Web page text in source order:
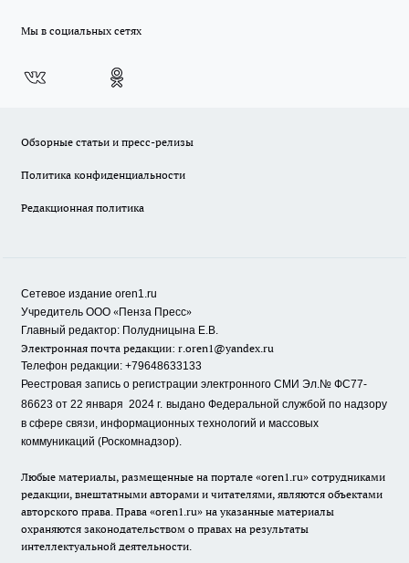
Мы в социальных сетях
Обзорные статьи и пресс-релизы
Политика конфиденциальности
Редакционная политика
Сетевое издание oren1.ru
Учредитель ООО «Пенза Пресс»
Главный редактор: Полудницына Е.В.
Электронная почта редакции: r.oren1@yandex.ru
Телефон редакции: +79648633133
Реестровая запись о регистрации электронного СМИ Эл.№ ФС77-
86623 от 22 января 2024 г. выдано Федеральной службой по надзору
в сфере связи, информационных технологий и массовых
коммуникаций (Роскомнадзор).
Любые материалы, размещенные на портале «oren1.ru» сотрудниками
редакции, внештатными авторами и читателями, являются объектами
авторского права. Права «oren1.ru» на указанные материалы
охраняются законодательством о правах на результаты
интеллектуальной деятельности.